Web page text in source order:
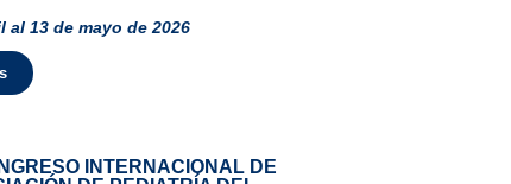
al 13 de mayo de 2026
INTERNACIONAL DE